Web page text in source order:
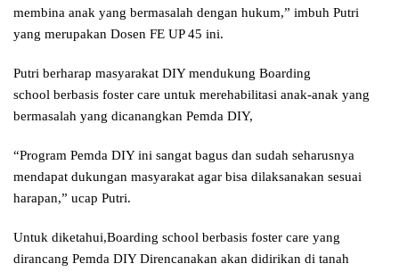
membina anak yang bermasalah dengan hukum,” imbuh Putri
yang merupakan Dosen FE UP 45 ini.
Putri berharap masyarakat DIY mendukung Boarding
school berbasis foster care untuk merehabilitasi anak-anak yang
bermasalah yang dicanangkan Pemda DIY,
“Program Pemda DIY ini sangat bagus dan sudah seharusnya
mendapat dukungan masyarakat agar bisa dilaksanakan sesuai
harapan,” ucap Putri.
Untuk diketahui,Boarding school berbasis foster care yang
dirancang Pemda DIY Direncanakan akan didirikan di tanah